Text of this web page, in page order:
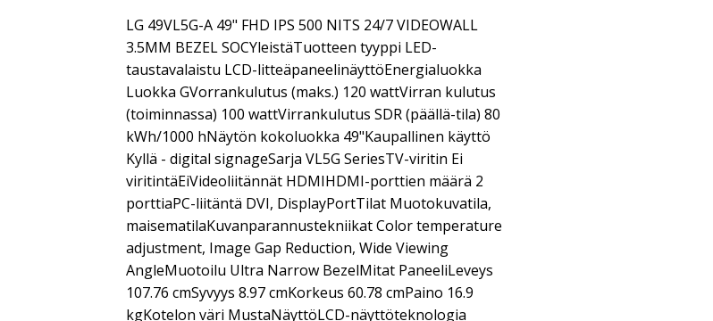
LG 49VL5G-A 49" FHD IPS 500 NITS 24/7 VIDEOWALL
3.5MM BEZEL SOCYleistäTuotteen tyyppi LED-
taustavalaistu LCD-litteäpaneelinäyttöEnergialuokka
Luokka GVorrankulutus (maks.) 120 wattVirran kulutus
(toiminnassa) 100 wattVirrankulutus SDR (päällä-tila) 80
kWh/1000 hNäytön kokoluokka 49"Kaupallinen käyttö
Kyllä - digital signageSarja VL5G SeriesTV-viritin Ei
viritintäEiVideoliitännät HDMIHDMI-porttien määrä 2
porttiaPC-liitäntä DVI, DisplayPortTilat Muotokuvatila,
maisematilaKuvanparannustekniikat Color temperature
adjustment, Image Gap Reduction, Wide Viewing
AngleMuotoilu Ultra Narrow BezelMitat PaneeliLeveys
107.76 cmSyvyys 8.97 cmKorkeus 60.78 cmPaino 16.9
kgKotelon väri MustaNäyttöLCD-näyttöteknologia